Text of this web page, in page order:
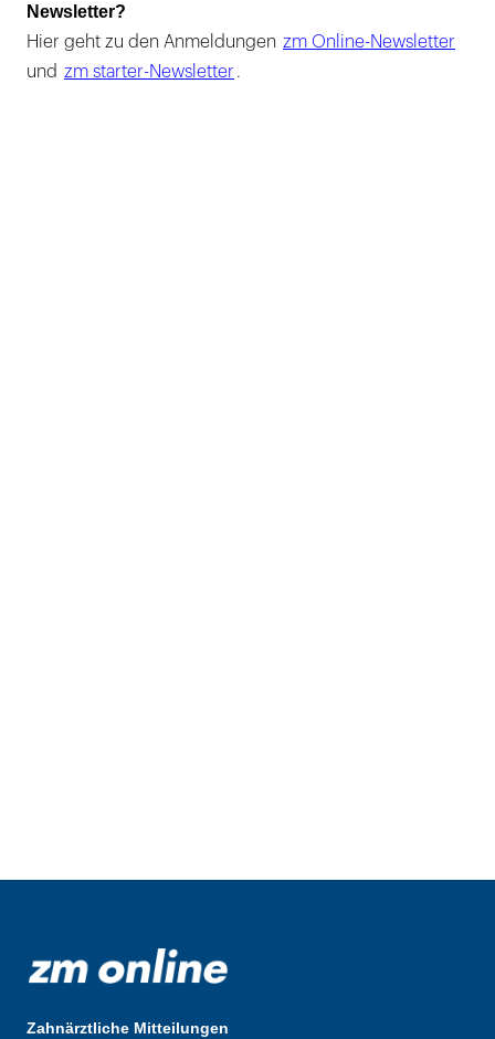
Newsletter?
Hier geht zu den Anmeldungen zm Online-Newsletter
und zm starter-Newsletter .
Zahnärztliche Mitteilungen